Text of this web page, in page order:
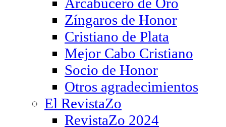
Zíngaros de Honor
Cristiano de Plata
Mejor Cabo Cristiano
Socio de Honor
Otros agradecimientos
El RevistaZo
RevistaZo 2024